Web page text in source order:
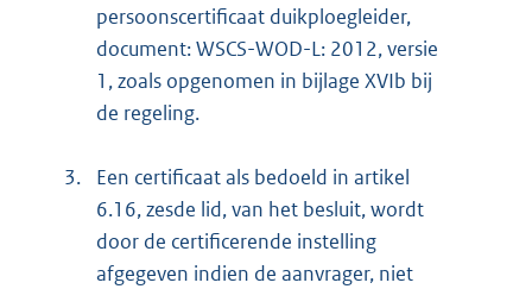
persoonscertificaat duikploegleider,
document: WSCS-WOD-L: 2012, versie
1, zoals opgenomen in bijlage XVIb bij
de regeling.
3.
Een certificaat als bedoeld in artikel
6.16, zesde lid, van het besluit, wordt
door de certificerende instelling
afgegeven indien de aanvrager, niet